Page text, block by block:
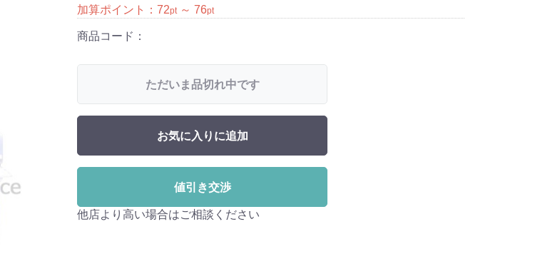
加算ポイント： 72pt ～ 76pt
商品コード：
ただいま品切れ中です
お気に入りに追加
値引き交渉
他店より高い場合はご相談ください